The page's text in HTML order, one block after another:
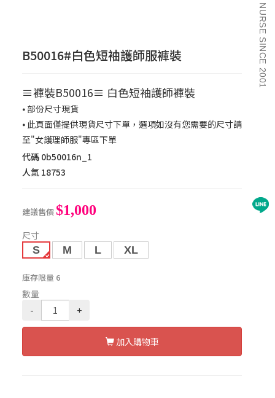
B50016#白色短袖護師服褲裝
≡褲裝B50016≡ 白色短袖護師褲裝
⦁ 部份尺寸現貨
⦁ 此頁面僅提供現貨尺寸下單，選項如沒有您需要的尺寸請
至"女護理師服"專區下單
代碼 0b50016n_1
人氣 18753
建議售價$1,000
尺寸
S
M L XL
庫存限量 6
數量
-
+
加入購物車